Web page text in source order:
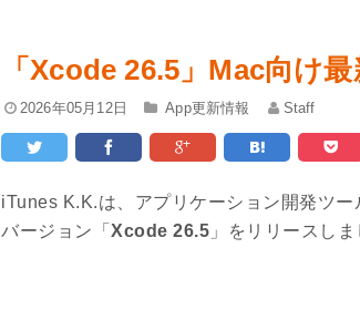
「Xcode 26.5」Mac向け
2026年05月12日 App更新情報 Staff
iTunes K.K.は、アプリケーション開発ツ
バージョン「 Xcode 26.5 」をリリースしま